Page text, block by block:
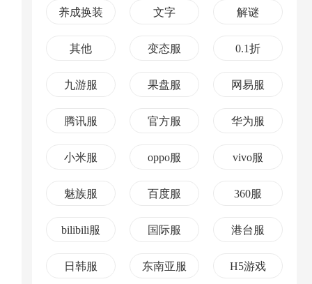
养成换装 文字 解谜
其他 变态服 0.1折
九游服 果盘服 网易服
腾讯服 官方服 华为服
小米服 oppo服 vivo服
魅族服 百度服 360服
bilibili服 国际服 港台服
日韩服 东南亚服 H5游戏